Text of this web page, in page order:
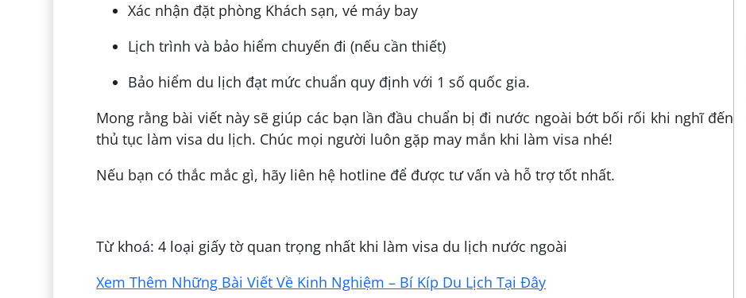
Xác nhận đặt phòng Khách sạn, vé máy bay
Lịch trình và bảo hiểm chuyến đi (nếu cần thiết)
Bảo hiểm du lịch đạt mức chuẩn quy định với 1 số quốc gia.
Mong rằng bài viết này sẽ giúp các bạn lần đầu chuẩn bị đi nước ngoài bớt bối rối khi nghĩ đến
thủ tục làm visa du lịch. Chúc mọi người luôn gặp may mắn khi làm visa nhé!
Nếu bạn có thắc mắc gì, hãy liên hệ hotline để được tư vấn và hỗ trợ tốt nhất.
Từ khoá: 4 loại giấy tờ quan trọng nhất khi làm visa du lịch nước ngoài
Xem Thêm Những Bài Viết Về Kinh Nghiệm – Bí Kíp Du Lịch Tại Đây